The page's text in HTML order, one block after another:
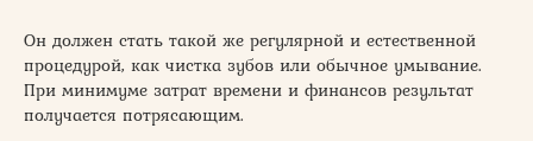
Он должен стать такой же регулярной и естественной
процедурой, как чистка зубов или обычное умывание.
При минимуме затрат времени и финансов результат
получается потрясающим.